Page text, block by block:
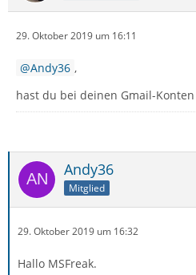
29. Oktober 2019 um 16:11
Andy36 ,
hast du bei deinen Gmail-
Andy36
Mitglied
29. Oktober 2019 um 16:32
Hallo MSFreak.